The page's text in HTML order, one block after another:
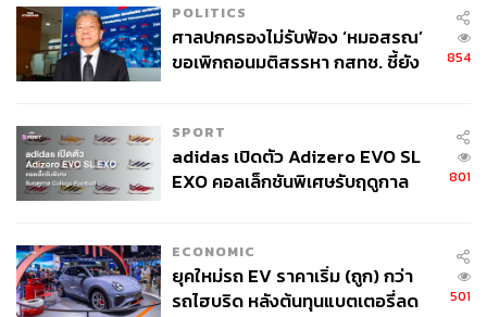
อุตสาหกรรมในประเทศอย่างเข้มข้น ทั้งภาษีนำเข้า การ
จำกัดการส่งออก รวมถึงการอุดหนุนการผลิตภายในประเทศ
(Subsidy) แต่งานศึกษาจำนวนมาก ชี้ให้เห็นว่า ISI สร้างผล
เพราะ ISI นั้น เป็นการบิดเบือนการผลิต ทำให้ทรัพยากรถูกใช้
ไปกับกิจกรรมต่างๆ ที่ไม่มีประสิทธิภาพ หรือมีต้นทุนค่าเสีย
โอกาสที่สูง หลายประเทศที่ดำเนินนโยบาย ISI อย่างเข้มข้น
เช่น ประเทศในลาตินอเมริกาและเอเชียใต้ ต่างมีการเจริญ
นโยบายเศรษฐกิจแบบเปิดกลับมีการเจริญเติบโตทาง
เศรษฐกิจที่สูง มีการจ้างงาน และลดความยากจนได้
POLITICS
ศาลปกครองไม่รับฟ้อง ‘หมอสรณ’
ขอเพิกถอนมติสรรหา กสทช. ชี้ยัง
854
SPORT
adidas เปิดตัว Adizero EVO SL
EXO คอลเล็กชันพิเศษรับฤดูกาล
801
ECONOMIC
ยุคใหม่รถ EV ราคาเริ่ม (ถูก) กว่า
รถไฮบริด หลังต้นทุนแบตเตอรี่ลด
501